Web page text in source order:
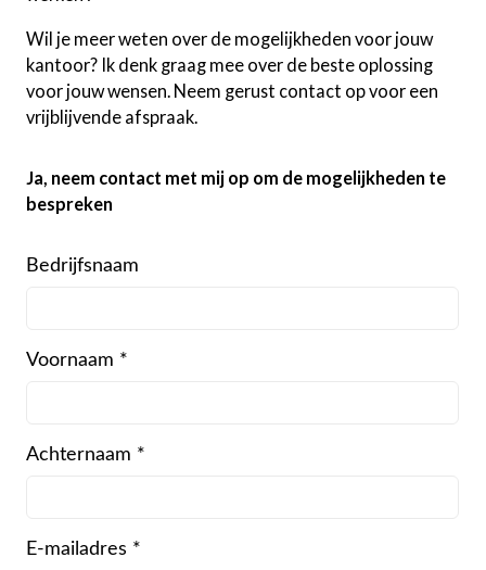
Wil je meer weten over de mogelijkheden voor jouw
kantoor? Ik denk graag mee over de beste oplossing
voor jouw wensen. Neem gerust contact op voor een
vrijblijvende afspraak.
Ja, neem contact met mij op om de mogelijkheden te
bespreken